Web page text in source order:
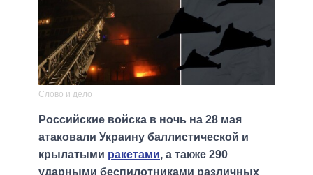
Слово и дело
Российские войска в ночь на 28 мая
атаковали Украину баллистической и
крылатыми ракетами, а также 290
ударными беспилотниками различных